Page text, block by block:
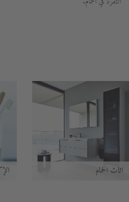
أثاث الحمام